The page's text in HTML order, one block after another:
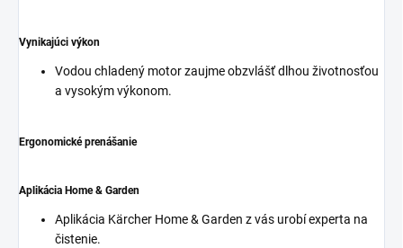
Vynikajúci výkon
Vodou chladený motor zaujme obzvlášť dlhou životnosťou
a vysokým výkonom.
Ergonomické prenášanie
Aplikácia Home & Garden
Aplikácia Kärcher Home & Garden z vás urobí experta na
čistenie.